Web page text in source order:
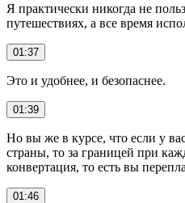
Я практически никогда не
путешествиях, а все время
01:37
Это и удобнее, и безопаснее.
01:39
Но вы же в курсе, что если у
страны, то за границей при
конвертация, то есть вы
01:46